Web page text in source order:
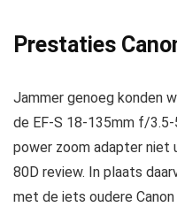
Prestaties
Jammer genoeg konden
de EF-S 18-135mm f/3.5-
power zoom adapter niet
80D review. In plaats
met de iets oudere